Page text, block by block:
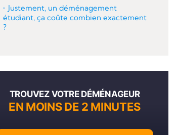
Justement, un déménagement
étudiant, ça coûte combien exactement
?
TROUVEZ VOTRE DÉMÉNAGEUR
EN MOINS DE 2 MINUTES